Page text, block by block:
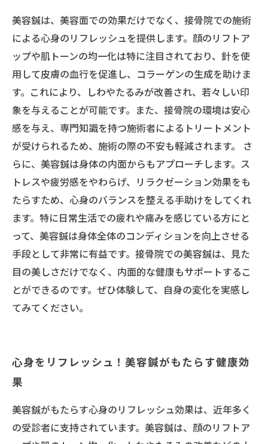
美容鍼は、美容面での効果だけでなく、接骨院での施術
による心身のリフレッシュを提供します。顔のリフトア
ップや肌トーンの均一化は特に注目されており、針を使
用して皮膚の血行を促進し、コラーゲンの生成を助けま
す。これにより、しわやたるみが改善され、若々しい印
象を与えることが可能です。また、接骨院の環境は安心
感を与え、専門知識を持つ施術者によるトリートメント
が受けられるため、施術の際の不安も軽減されます。 さ
らに、美容鍼は身体の内面からもアプローチします。ス
トレスや疲労感をやわらげ、リラクゼーション効果をも
たらすため、心身のバランスを整える手助けをしてくれ
ます。特に日常生活での疲れや痛みを感じている方にと
って、美容鍼は身体全体のコンディションを向上させる
手段として非常に有益です。接骨院での美容鍼は、見た
目の美しさだけでなく、内面的な健康もサポートするこ
とができるのです。ぜひ体験して、自身の変化を実感し
てみてください。
心身をリフレッシュ！美容鍼がもたらす健康効
果
美容鍼がもたらす心身のリフレッシュ効果は、近年多く
の受診者に支持されています。美容鍼は、顔のリフトア